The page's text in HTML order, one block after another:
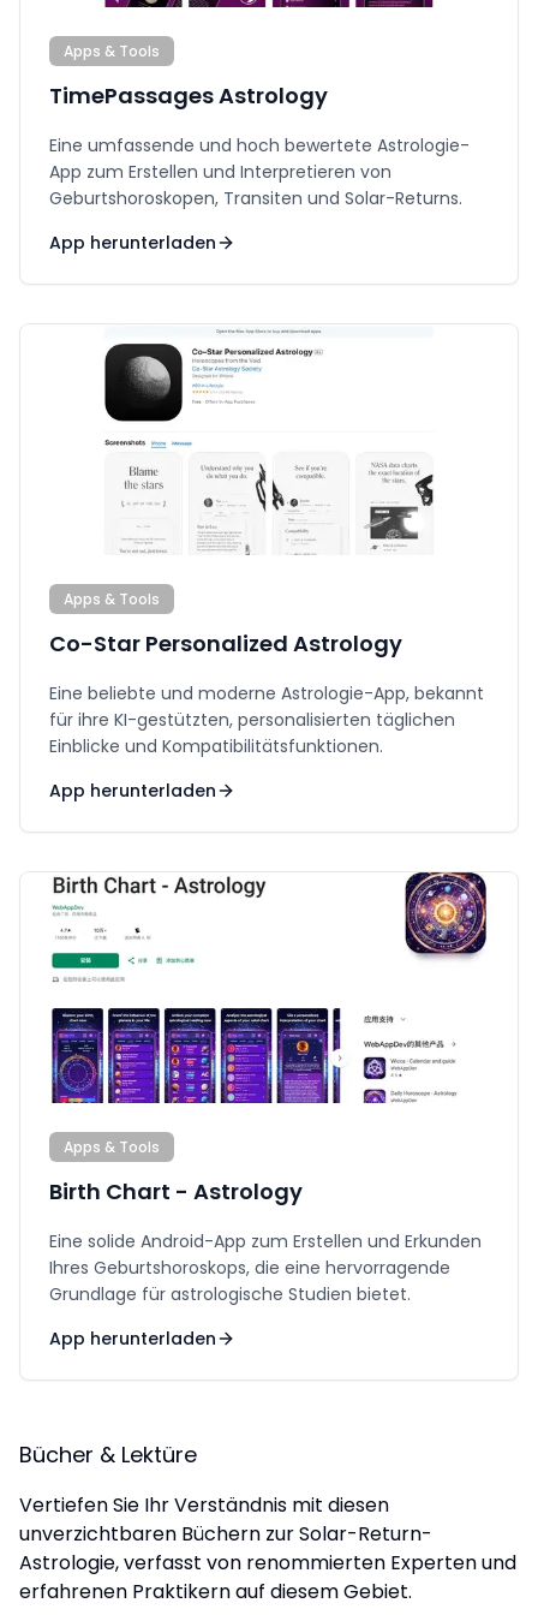
Apps & Tools
TimePassages Astrology
Eine umfassende und hoch bewertete Astrologie-
App zum Erstellen und Interpretieren von
Geburtshoroskopen, Transiten und Solar-Returns.
App herunterladen
Apps & Tools
Co-Star Personalized Astrology
Eine beliebte und moderne Astrologie-App, bekannt
für ihre KI-gestützten, personalisierten täglichen
Einblicke und Kompatibilitätsfunktionen.
App herunterladen
Apps & Tools
Birth Chart - Astrology
Eine solide Android-App zum Erstellen und Erkunden
Ihres Geburtshoroskops, die eine hervorragende
Grundlage für astrologische Studien bietet.
App herunterladen
Bücher & Lektüre
Vertiefen Sie Ihr Verständnis mit diesen
unverzichtbaren Büchern zur Solar-Return-
Astrologie, verfasst von renommierten Experten und
erfahrenen Praktikern auf diesem Gebiet.